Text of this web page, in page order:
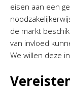
eisen aan een
de markt
van invloed
We willen deze